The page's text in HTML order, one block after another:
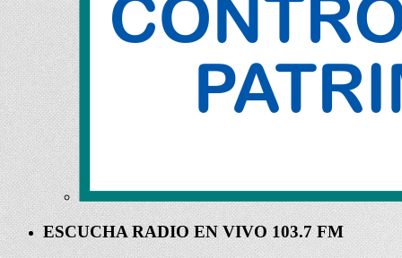
ESCUCHA RADIO EN VIVO 103.7 FM